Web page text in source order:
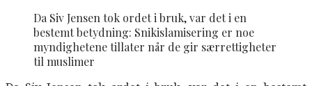
Da Siv Jensen tok ordet i bruk, var det i en
bestemt betydning: Snikislamisering er noe
myndighetene tillater når de gir særrettigheter
til muslimer